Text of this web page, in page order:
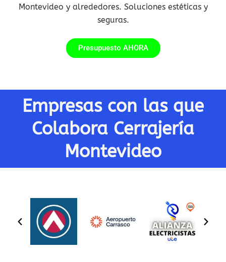
Montevideo y alrededores. Soluciones estéticas y
seguras.
Presupuesto AHORA
Empresas con las que
Colabora Cerrajería
Montevideo